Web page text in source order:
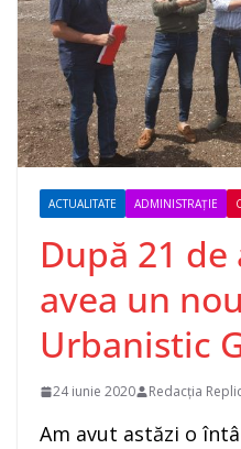
ACTUALITATE ADMINISTRAȚIE
După 21 de
avea un
Urbanistic
24 iunie 2020 Redacția
Am avut astăzi o